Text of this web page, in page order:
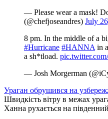
— Please wear a mask!
(@chefjoseandres) July
8 pm. In the middle of a
#Hurricane #HANNA in
a sh*tload.
— Josh Morgerman
Ураган обрушився на
Швидкість вітру в межах
Ханна рухається на